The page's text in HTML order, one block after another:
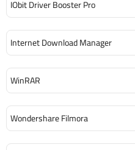
IObit Driver Booster Pro
Internet Download Manager
WinRAR
Wondershare Filmora